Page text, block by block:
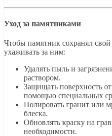
Уход за памятниками
Чтобы памятник сохранял
ухаживать за ним:
Удалять пыль и
раствором.
Защищать поверхность
помощью специальных
Полировать гранит или
блеска.
Обновлять краску на
необходимости.